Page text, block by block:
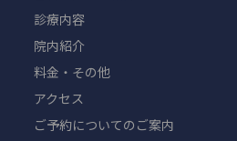
診療内容
院内紹介
料金・その他
アクセス
ご予約についてのご案内